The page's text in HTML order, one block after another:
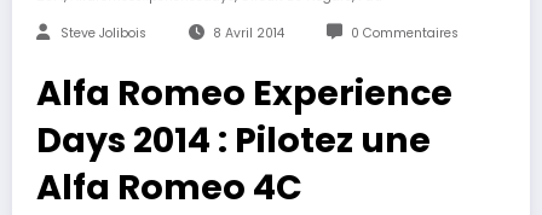
Steve Jolibois 8 Avril 2014 0 Commentaires
Alfa Romeo Experience
Days 2014 : Pilotez une
Alfa Romeo 4C